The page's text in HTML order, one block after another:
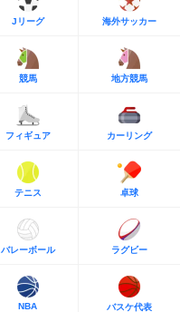
Jリーグ 海外サッカー
競馬 地方競馬
フィギュア カーリング
テニス 卓球
バレーボール ラグビー
NBA バスケ代表